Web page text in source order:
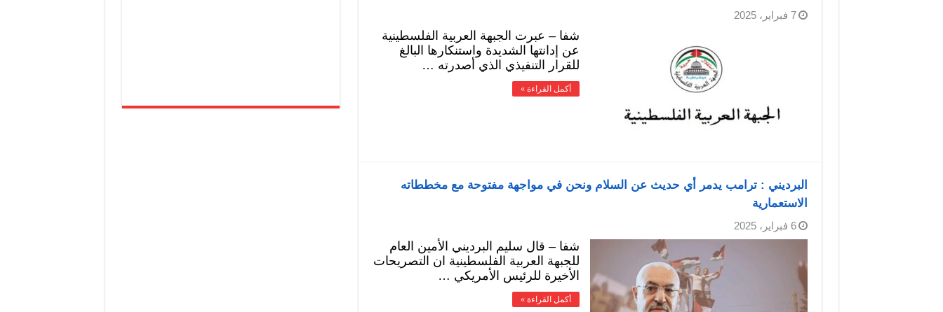
7 فبراير، 2025
شفا – عبرت الجبهة العربية الفلسطينية
عن إدانتها الشديدة واستنكارها البالغ
للقرار التنفيذي الذي أصدرته …
أكمل القراءة »
البرديني : ترامب يدمر أي حديث عن السلام ونحن في مواجهة مفتوحة مع مخططاته
الاستعمارية
6 فبراير، 2025
شفا – قال سليم البرديني الأمين العام
للجبهة العربية الفلسطينية ان التصريحات
الأخيرة للرئيس الأمريكي …
أكمل القراءة »